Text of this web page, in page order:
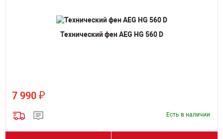
Технический фен AEG HG 560 D
7 990 ₽
Есть в наличии